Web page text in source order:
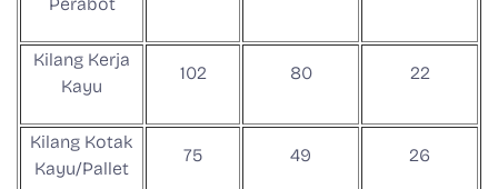
Kilang Kerja
Kayu
102 80 22
Kilang Kotak
Kayu/Pallet
75 49 26